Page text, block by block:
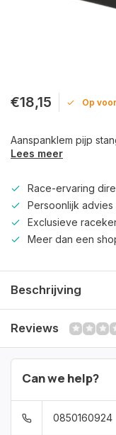
€18,15 Op
Aanspanklem pijp
Lees meer
Race-ervaring
Persoonlijk
Exclusieve
Meer dan een
Beschrijving
Reviews
Can we help?
0850160924